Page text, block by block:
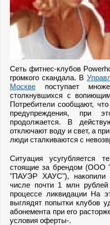
Сеть фитнес-клубов
громкого скандала. В
Москве поступает
столкнувшихся с
Потребители сообщают,
предупреждения, при
продолжается. В
отключают воду и свет, а
люди сталкиваются с
Ситуация усугубляется
стоящие за брендом
"ПАУЭР ХАУС"), накопили
числе почти 1 млн
процессе ликвидации На
выглядят попытки клубов
абонемента при его
условия оферты-.